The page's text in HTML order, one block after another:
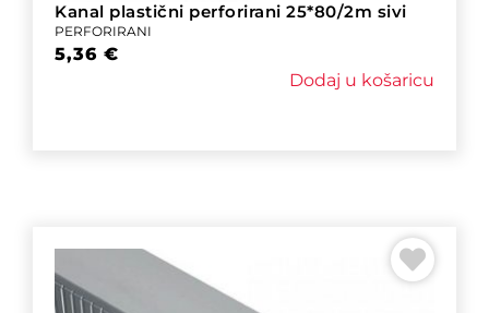
Kanal plastični perforirani 25*80/2m sivi
PERFORIRANI
5,36 €
Dodaj u košaricu